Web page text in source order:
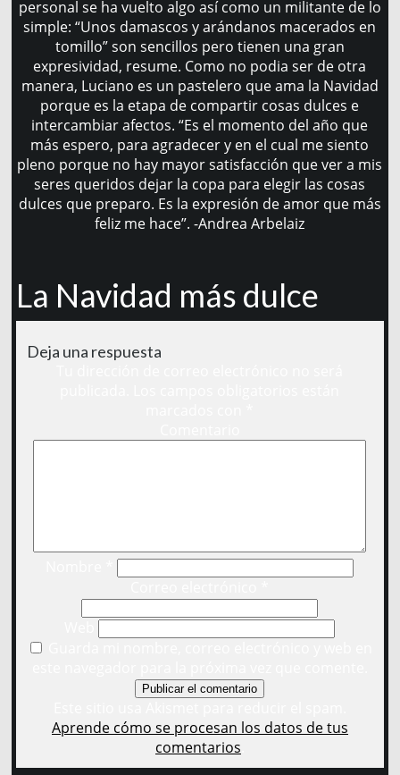
personal se ha vuelto algo así como un militante de lo
simple: “Unos damascos y arándanos macerados en
tomillo” son sencillos pero tienen una gran
expresividad, resume. Como no podia ser de otra
manera, Luciano es un pastelero que ama la Navidad
porque es la etapa de compartir cosas dulces e
intercambiar afectos. “Es el momento del año que
más espero, para agradecer y en el cual me siento
pleno porque no hay mayor satisfacción que ver a mis
seres queridos dejar la copa para elegir las cosas
dulces que preparo. Es la expresión de amor que más
feliz me hace”. -Andrea Arbelaiz
La Navidad más dulce
Deja una respuesta
Aprende cómo se procesan los datos de tus
comentarios